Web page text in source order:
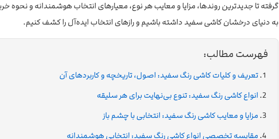
گرفته تا جدیدترین روندها، مزایا و معایب هر نوع، معیارهای انتخاب هوشمندانه و نحوه
به دنیای درخشان کاشی سفید داشته باشیم و رازهای انتخاب ایده‌آل را کشف کنیم.
فهرست مطالب:
تعریف و کلیات کاشی رنگ سفید: اصول، تاریخچه و کاربردهای آن
انواع کاشی رنگ سفید: تنوع بی‌نهایت برای هر سلیقه
مزایا و معایب کاشی رنگ سفید: انتخابی با چشم باز
مقایسه تخصصی انواع کاشی رنگ سفید: انتخابی هوشمندانه